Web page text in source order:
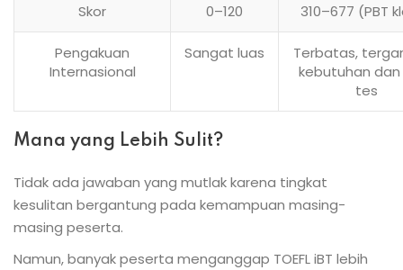
Skor 0–120 310–677 (PBT
Pengakuan
Internasional
Sangat luas
Terbatas,
kebutuhan dan
tes
Mana yang Lebih Sulit?
Tidak ada jawaban yang mutlak karena tingkat
kesulitan bergantung pada kemampuan masing-
masing peserta.
Namun, banyak peserta menganggap TOEFL iBT lebih